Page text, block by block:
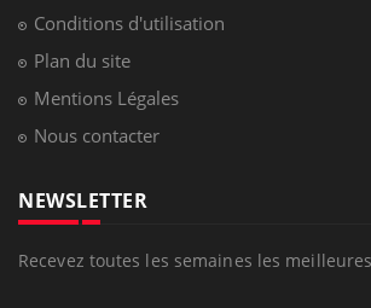
Conditions d'utilisation
Plan du site
Mentions Légales
Nous contacter
NEWSLETTER
Recevez toutes les semaines les